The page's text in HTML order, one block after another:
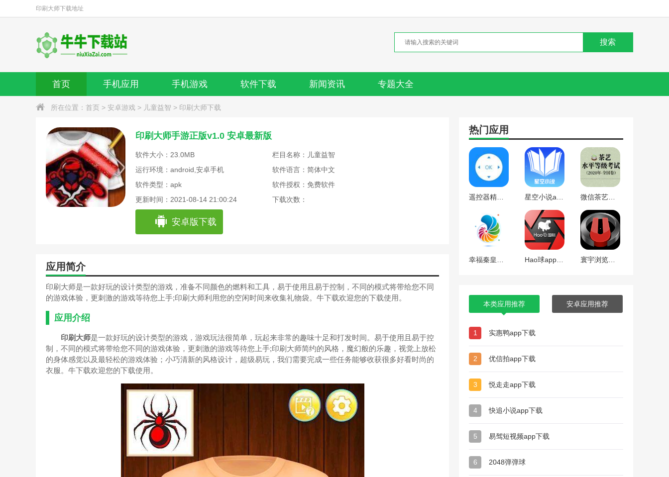
印刷大师下载地址
首页 手机应用 手机游戏 软件下载 新闻资讯 专题大全
所在位置： 首页 > 安卓游戏 > 儿童益智 > 印刷大师下载
印刷大师手游正版v1.0 安卓最新版
软件大小：23.0MB
栏目名称：儿童益智
运行环境：android,安卓手机
软件语言：简体中文
软件类型：apk
软件授权：免费软件
更新时间：2021-08-14 21:00:24
下载次数：
安卓版下载
应用简介
印刷大师是一款好玩的设计类型的游戏，准备不同颜色的燃料和工具，易于使用且易于控制，不同的模式将带给您不同
的游戏体验，更刺激的游戏等待您上手;印刷大师利用您的空闲时间来收集礼物袋。牛下载欢迎您的下载使用。
应用介绍
印刷大师是一款好玩的设计类型的游戏，游戏玩法很简单，玩起来非常的趣味十足和打发时间。易于使用且易于控
制，不同的模式将带给您不同的游戏体验，更刺激的游戏等待您上手;印刷大师简约的风格，魔幻般的乐趣，视觉上放松
的身体感觉以及最轻松的游戏体验；小巧清新的风格设计，超级易玩，我们需要完成一些任务能够收获很多好看时尚的
衣服。牛下载欢迎您的下载使用。
热门应用
本类应用推荐 安卓应用推荐
1 实惠鸭app下载
2 优信拍app下载
3 悦走走app下载
4 快追小说app下载
5 易驾短视频app下载
6 2048弹弹球